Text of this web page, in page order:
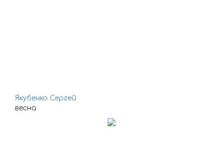
Якубенко Сергей
весна